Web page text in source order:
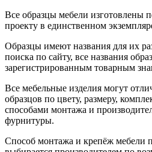
Все образцы мебели изготовлены
проекту в единственном
Образцы имеют названия для их
поиска по сайту, все названия
зарегистрированным товарным
Все мебельные изделия могут
образцов по цвету, размеру,
способами монтажа и
фурнитуры.
Способ монтажа и крепёж мебели